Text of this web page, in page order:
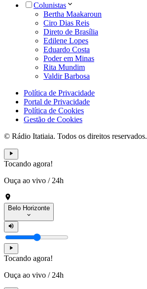
Colunistas
Bertha Maakaroun
Ciro Dias Reis
Direto de Brasília
Edilene Lopes
Eduardo Costa
Poder em Minas
Rita Mundim
Valdir Barbosa
Política de Privacidade
Portal de Privacidade
Política de Cookies
Gestão de Cookies
© Rádio Itatiaia. Todos os direitos reservados.
Tocando agora!
Ouça ao vivo / 24h
Belo Horizonte
Tocando agora!
Ouça ao vivo / 24h